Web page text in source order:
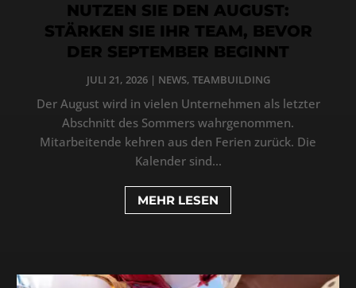
NUTZEN SIE DEN AUGUST:
STÄRKEN SIE IHR TEAM, BEVOR
DER SEPTEMBER BEGINNT
JULI 21, 2026| NEWS, TEAMBUILDING
Der August wird in vielen Unternehmen als letzter
Abschnitt des Sommers wahrgenommen.
Mitarbeitende kehren aus den Ferien zurück. Die
Kalender sind...
MEHR LESEN